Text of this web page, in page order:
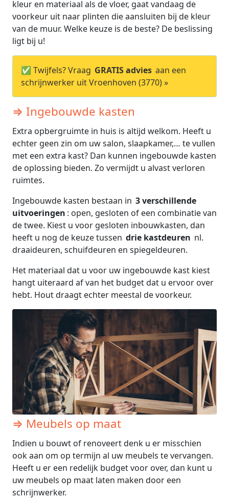
kleur en materiaal als de vloer, gaat vandaag de
voorkeur uit naar plinten die aansluiten bij de kleur
van de muur. Welke keuze is de beste? De beslissing
ligt bij u!
✅ Twijfels? Vraag GRATIS advies aan een
schrijnwerker uit Vroenhoven (3770) »
⇒ Ingebouwde kasten
Extra opbergruimte in huis is altijd welkom. Heeft u
echter geen zin om uw salon, slaapkamer,… te vullen
met een extra kast? Dan kunnen ingebouwde kasten
de oplossing bieden. Zo vermijdt u alvast verloren
ruimtes.
Ingebouwde kasten bestaan in 3 verschillende
uitvoeringen : open, gesloten of een combinatie van
de twee. Kiest u voor gesloten inbouwkasten, dan
heeft u nog de keuze tussen drie kastdeuren nl.
draaideuren, schuifdeuren en spiegeldeuren.
Het materiaal dat u voor uw ingebouwde kast kiest
hangt uiteraard af van het budget dat u ervoor over
hebt. Hout draagt echter meestal de voorkeur.
⇒ Meubels op maat
Indien u bouwt of renoveert denk u er misschien
ook aan om op termijn al uw meubels te vervangen.
Heeft u er een redelijk budget voor over, dan kunt u
uw meubels op maat laten maken door een
schrijnwerker.